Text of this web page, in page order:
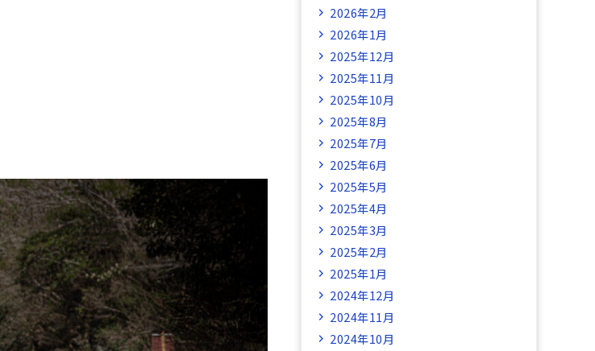
2026年2月
2026年1月
2025年12月
2025年11月
2025年10月
2025年8月
2025年7月
2025年6月
2025年5月
2025年4月
2025年3月
2025年2月
2025年1月
2024年12月
2024年11月
2024年10月